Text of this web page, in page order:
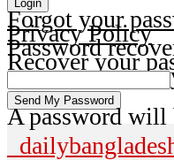
Forgot your
Privacy Policy
Password
Recover your
A password will